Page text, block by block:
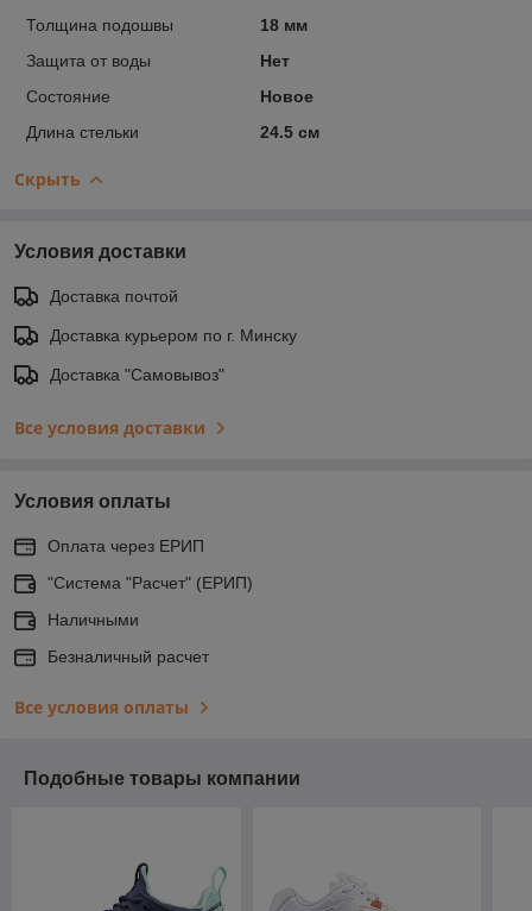
Толщина подошвы
18 мм
Защита от воды
Нет
Состояние
Новое
Длина стельки
24.5 см
Скрыть
Условия доставки
Доставка почтой
Доставка курьером по г. Минску
Доставка "Самовывоз"
Все условия доставки
Условия оплаты
Оплата через ЕРИП
"Система "Расчет" (ЕРИП)
Наличными
Безналичный расчет
Все условия оплаты
Подобные товары компании